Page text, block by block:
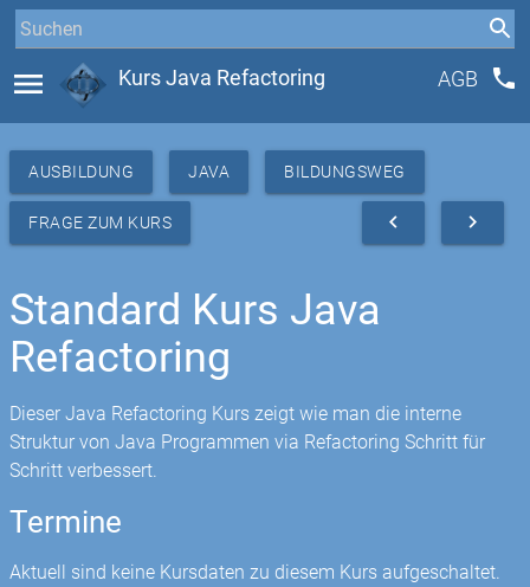
menu Kurs Java Refactoring AGB phone
AUSBILDUNG JAVA BILDUNGSWEG
FRAGE ZUM KURS navigate_next
navigate_before
Standard Kurs Java
Refactoring
Dieser Java Refactoring Kurs zeigt wie man die interne
Struktur von Java Programmen via Refactoring Schritt für
Schritt verbessert.
Termine
Aktuell sind keine Kursdaten zu diesem Kurs aufgeschaltet.